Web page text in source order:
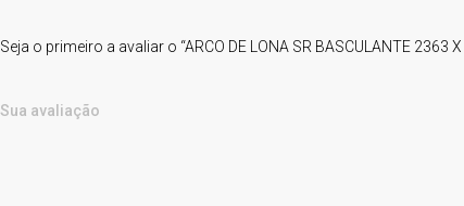
Seja o primeiro a avaliar o “ARCO DE LONA SR BASCULANTE 2363